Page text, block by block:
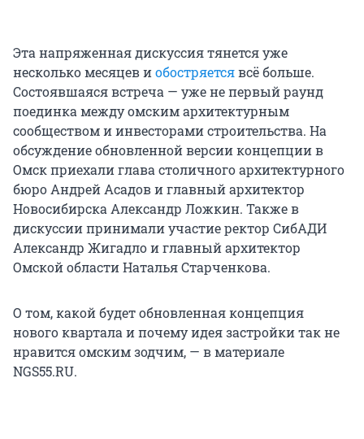
Эта напряженная дискуссия тянется уже
несколько месяцев иобостряетсявсё больше.
Состоявшаяся встреча — уже не первый раунд
поединка между омским архитектурным
сообществом и инвесторами строительства. На
обсуждение обновленной версии концепции в
Омск приехали глава столичного архитектурного
бюро Андрей Асадов и главный архитектор
Новосибирска Александр Ложкин. Также в
дискуссии принимали участие ректор СибАДИ
Александр Жигадло и главный архитектор
Омской области Наталья Старченкова.
О том, какой будет обновленная концепция
нового квартала и почему идея застройки так не
нравится омским зодчим, — в материале
NGS55.RU.